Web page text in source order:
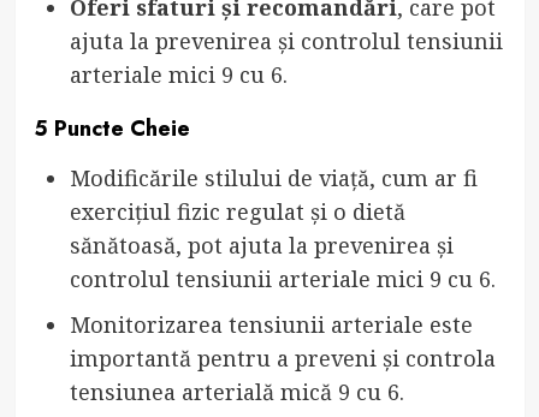
Oferi sfaturi și recomandări, care pot
ajuta la prevenirea și controlul tensiunii
arteriale mici 9 cu 6.
5 Puncte Cheie
Modificările stilului de viață, cum ar fi
exercițiul fizic regulat și o dietă
sănătoasă, pot ajuta la prevenirea și
controlul tensiunii arteriale mici 9 cu 6.
Monitorizarea tensiunii arteriale este
importantă pentru a preveni și controla
tensiunea arterială mică 9 cu 6.